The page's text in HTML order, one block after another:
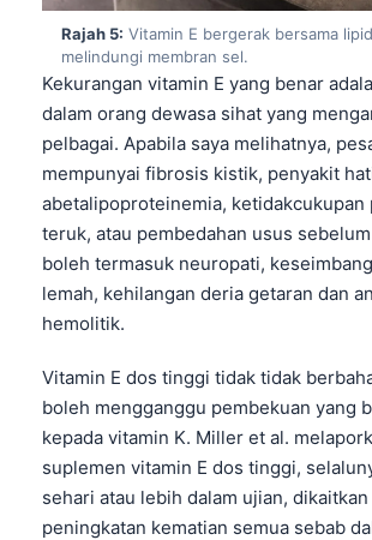
Rajah 5: Vitamin E bergerak bersama
melindungi membran sel.
Kekurangan vitamin E yang benar
dalam orang dewasa sihat yang
pelbagai. Apabila saya melihatnya,
mempunyai fibrosis kistik, penyakit
abetalipoproteinemia, ketidakcukupan
teruk, atau pembedahan usus
boleh termasuk neuropati,
lemah, kehilangan deria getaran dan
hemolitik.
Vitamin E dos tinggi tidak tidak
boleh mengganggu pembekuan yang
kepada vitamin K. Miller et al.
suplemen vitamin E dos tinggi,
sehari atau lebih dalam ujian,
peningkatan kematian semua sebab
O‘zbekcha
Қазақ тілі
Suomi
Hrvatski
Slovenčina
كوردی‎
پښتو
سنڌي
සිංහල
Galego
Latviešu valoda
Македонски јазик